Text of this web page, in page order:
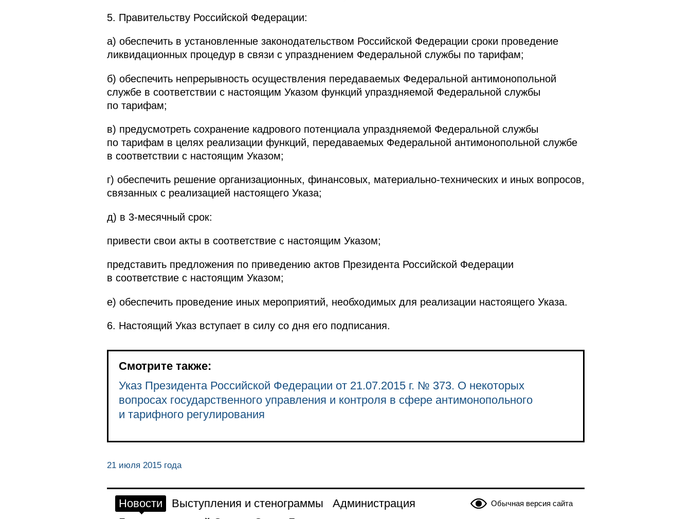
5. Правительству Российской Федерации:
а) обеспечить в установленные законодательством Российской Федерации сроки проведение
ликвидационных процедур в связи с упразднением Федеральной службы по тарифам;
б) обеспечить непрерывность осуществления передаваемых Федеральной антимонопольной
службе в соответствии с настоящим Указом функций упраздняемой Федеральной службы
по тарифам;
в) предусмотреть сохранение кадрового потенциала упраздняемой Федеральной службы
по тарифам в целях реализации функций, передаваемых Федеральной антимонопольной службе
в соответствии с настоящим Указом;
г) обеспечить решение организационных, финансовых, материально-технических и иных вопросов,
связанных с реализацией настоящего Указа;
д) в 3-месячный срок:
привести свои акты в соответствие с настоящим Указом;
представить предложения по приведению актов Президента Российской Федерации
в соответствие с настоящим Указом;
е) обеспечить проведение иных мероприятий, необходимых для реализации настоящего Указа.
6. Настоящий Указ вступает в силу со дня его подписания.
Смотрите также:
Указ Президента Российской Федерации от 21.07.2015 г. № 373. О некоторых
вопросах государственного управления и контроля в сфере антимонопольного
и тарифного регулирования
21 июля 2015 года
Обычная версия сайта
Новости Выступления и стенограммы
Администрация